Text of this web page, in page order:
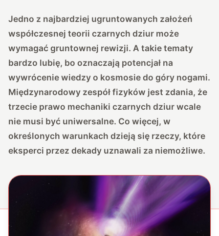
Jedno z najbardziej ugruntowanych założeń
współczesnej teorii czarnych dziur może
wymagać gruntownej rewizji. A takie tematy
bardzo lubię, bo oznaczają potencjał na
wywrócenie wiedzy o kosmosie do góry nogami.
Międzynarodowy zespół fizyków jest zdania, że
trzecie prawo mechaniki czarnych dziur wcale
nie musi być uniwersalne. Co więcej, w
określonych warunkach dzieją się rzeczy, które
eksperci przez dekady uznawali za niemożliwe.